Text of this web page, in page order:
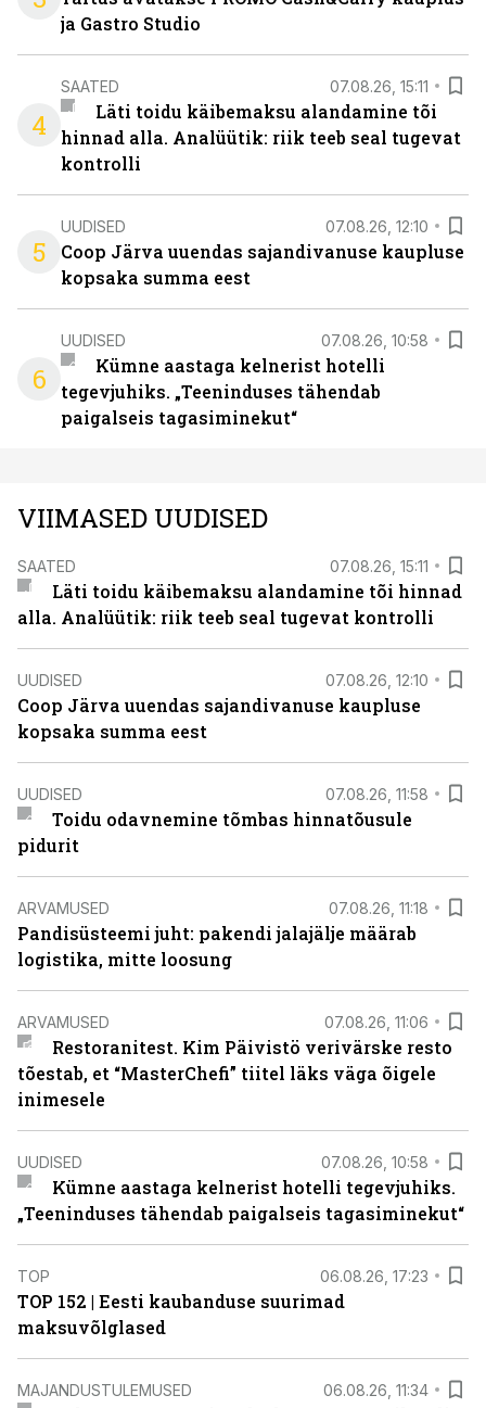
ja Gastro Studio
4
SAATED 07.08.26, 15:11
Läti toidu käibemaksu alandamine tõi
hinnad alla. Analüütik: riik teeb seal tugevat
kontrolli
5
UUDISED 07.08.26, 12:10
Coop Järva uuendas sajandivanuse kaupluse
kopsaka summa eest
6
UUDISED 07.08.26, 10:58
Kümne aastaga kelnerist hotelli
tegevjuhiks. „Teeninduses tähendab
paigalseis tagasiminekut“
VIIMASED UUDISED
SAATED 07.08.26, 15:11
Läti toidu käibemaksu alandamine tõi hinnad
alla. Analüütik: riik teeb seal tugevat kontrolli
UUDISED 07.08.26, 12:10
Coop Järva uuendas sajandivanuse kaupluse
kopsaka summa eest
UUDISED 07.08.26, 11:58
Toidu odavnemine tõmbas hinnatõusule
pidurit
ARVAMUSED 07.08.26, 11:18
Pandisüsteemi juht: pakendi jalajälje määrab
logistika, mitte loosung
ARVAMUSED 07.08.26, 11:06
Restoranitest. Kim Päivistö verivärske resto
tõestab, et “MasterChefi” tiitel läks väga õigele
inimesele
UUDISED 07.08.26, 10:58
Kümne aastaga kelnerist hotelli tegevjuhiks.
„Teeninduses tähendab paigalseis tagasiminekut“
TOP 06.08.26, 17:23
TOP 152 | Eesti kaubanduse suurimad
maksuvõlglased
MAJANDUSTULEMUSED 06.08.26, 11:34